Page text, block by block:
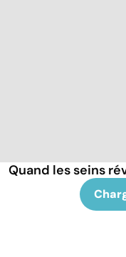
Quand les seins